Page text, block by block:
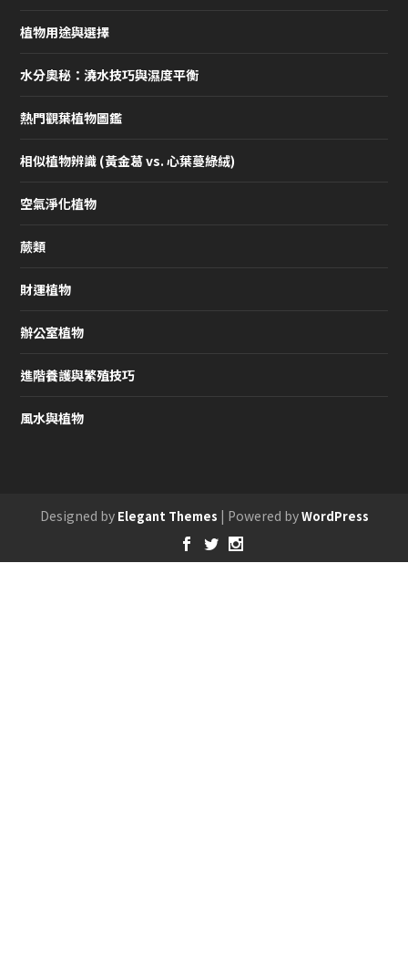
植物用途與選擇
水分奧秘：澆水技巧與濕度平衡
熱門觀葉植物圖鑑
相似植物辨識 (黃金葛 vs. 心葉蔓綠絨)
空氣淨化植物
蕨類
財運植物
辦公室植物
進階養護與繁殖技巧
風水與植物
Designed by Elegant Themes | Powered byWordPress